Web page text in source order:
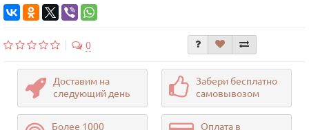
0
Доставим на
следующий день
Забери бесплатно
самовывозом
Более 1000
Оплата в